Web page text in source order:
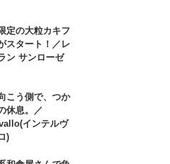
定の大粒カキフ
スタート！／レ
ン サンローゼ
こう側で、つか
休息。／
インテルヴ
)